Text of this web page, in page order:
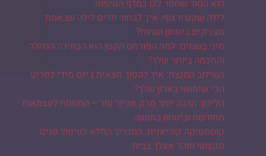
הוא הסוד שחסר לכן במדף הטיפוח
לילה שקט ורצוף: איך לבחור פדים לילה שבאמת
מעניקים ביטחון ונוחות?
מיני בשמים: למה הפורמט הקטן הוא הבחירה הגדולה
והחכמה ביותר שלך?
השילוב המנצח: איך להפוך חצאית ג'ינס מידי לפריט
הכי שימושי בארון שלך?
הליכון: הרבה יותר מרק אביזר עזר – המפתח לעצמאות
מחודשת וביטחון בתנועה
קוסמטיקה קוריאנית: המדריך המלא לטיפול פנים
מקצועי וזוהר אצלך בבית